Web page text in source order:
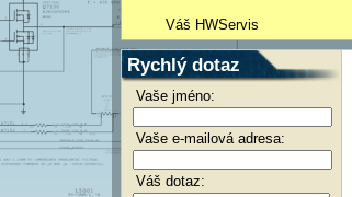
Váš HWServis
Rychlý dotaz
Vaše jméno:
Vaše e-mailová adresa:
Váš dotaz: